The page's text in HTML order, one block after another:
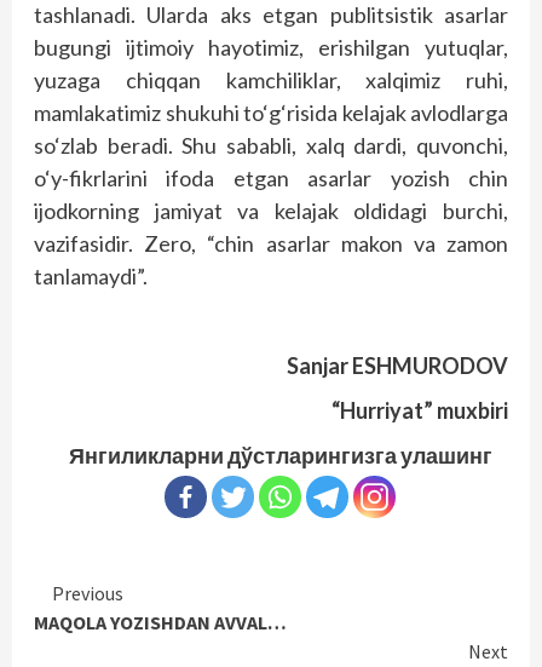
tashlanadi. Ularda aks etgan publitsistik asarlar
bugungi ijtimoiy hayotimiz, erishilgan yutuqlar,
yuzaga chiqqan kamchiliklar, xalqimiz ruhi,
mamlakatimiz shukuhi to‘g‘risida kelajak avlodlarga
so‘zlab beradi. Shu sababli, xalq dardi, quvonchi,
o‘y-fikrlarini ifoda etgan asarlar yozish chin
ijodkorning jamiyat va kelajak oldidagi burchi,
vazifasidir. Zero, “chin asarlar makon va zamon
tanlamaydi”.
Sanjar ESHMURODOV
“Hurriyat” muxbiri
Янгиликларни дўстларингизга улашинг
Continue
Reading
Previous
MAQOLA YOZISHDAN AVVAL…
Next